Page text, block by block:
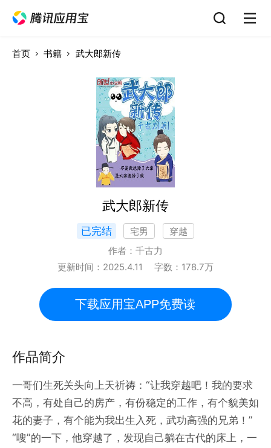
首页 书籍 武大郎新传
武大郎新传
已完结 宅男
穿越
作者： 千古力
更新时间： 2025.4.11 字数： 178.7万
下载应用宝APP免费读
作品简介
一哥们生死关头向上天祈祷：“让我穿越吧！我的要求
不高，有处自己的房产，有份稳定的工作，有个貌美如
花的妻子，有个能为我出生入死，武功高强的兄弟！”
“嗖”的一下，他穿越了，发现自己躺在古代的床上，一